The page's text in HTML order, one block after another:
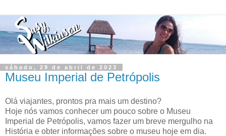
sábado, 29 de abril de 2023
Museu Imperial de Petrópolis
Olá viajantes, prontos pra mais um destino?
Hoje nós vamos conhecer um pouco sobre o Museu
Imperial de Petrópolis, vamos fazer um breve mergulho na
História e obter informações sobre o museu hoje em dia.